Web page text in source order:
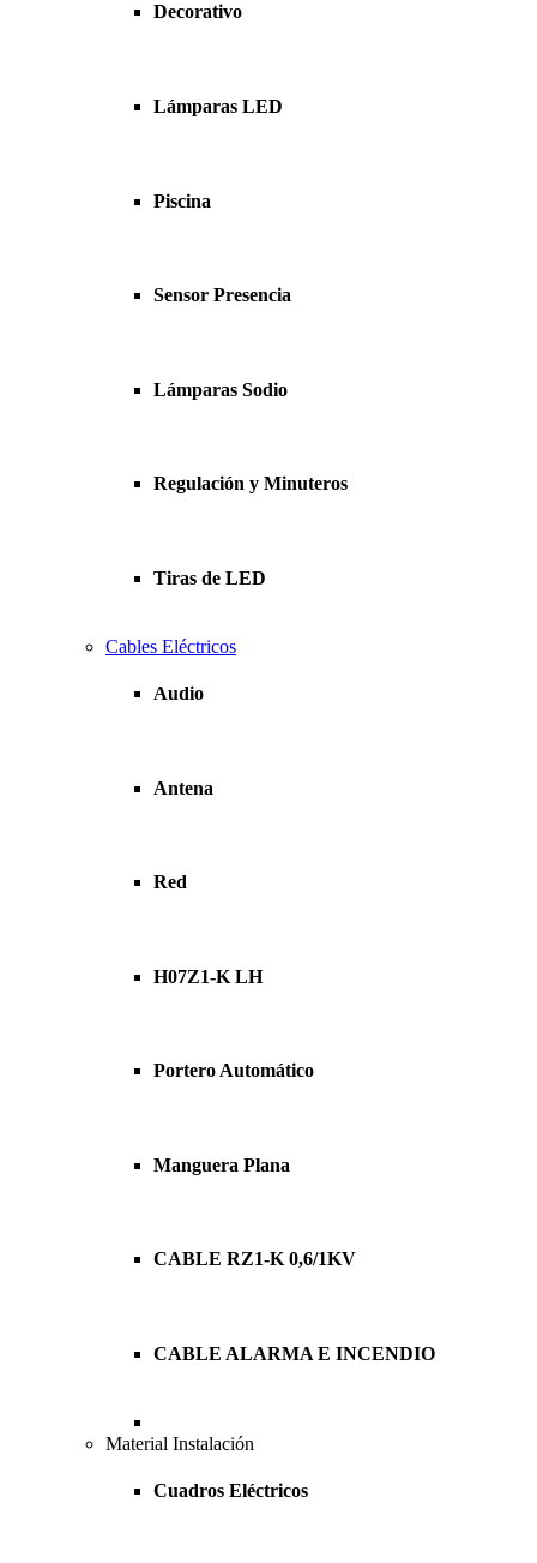
Decorativo
Lámparas LED
Piscina
Sensor Presencia
Lámparas Sodio
Regulación y Minuteros
Tiras de LED
Cables Eléctricos
Audio
Antena
Red
H07Z1-K LH
Portero Automático
Manguera Plana
CABLE RZ1-K 0,6/1KV
CABLE ALARMA E INCENDIO
Material Instalación
Cuadros Eléctricos